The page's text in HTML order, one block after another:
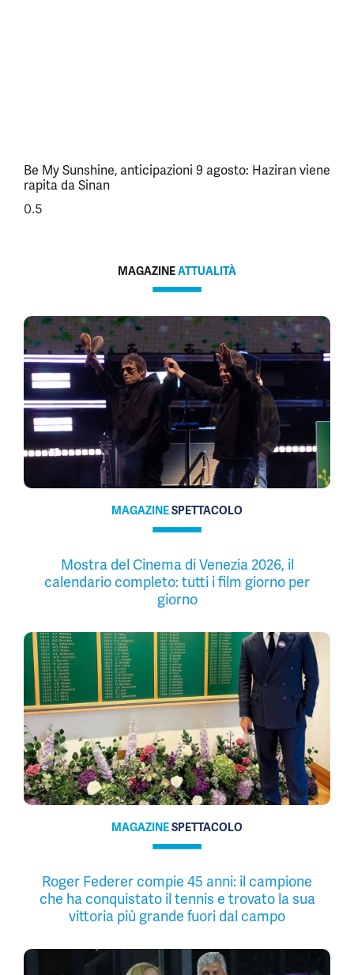
Be My Sunshine, anticipazioni 9 agosto: Haziran viene
rapita da Sinan
MAGAZINEATTUALITÀ
MAGAZINESPETTACOLO
Mostra del Cinema di Venezia 2026, il
calendario completo: tutti i film giorno per
giorno
MAGAZINESPETTACOLO
Roger Federer compie 45 anni: il campione
che ha conquistato il tennis e trovato la sua
vittoria più grande fuori dal campo